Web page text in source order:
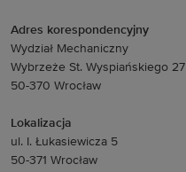
Adres korespondencyjny
Wydział Mechaniczny
Wybrzeże St. Wyspiańskiego 27
50-370 Wrocław
Lokalizacja
ul. I. Łukasiewicza 5
50-371 Wrocław